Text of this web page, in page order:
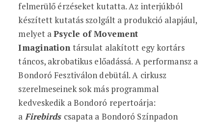
felmerülő érzéseket kutatta. Az interjúkból
készített kutatás szolgált a produkció alapjául,
melyet aPsycle of Movement
Imagination társulat alakított egy kortárs
táncos, akrobatikus előadássá. A performansz a
Bondoró Fesztiválon debütál. A cirkusz
szerelmeseinek sok más programmal
kedveskedik a Bondoró repertoárja:
a Firebirds csapata a Bondoró Színpadon